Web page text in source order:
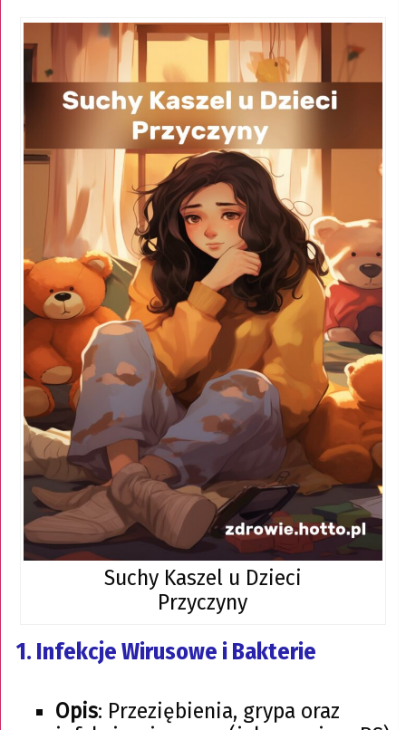
Suchy Kaszel u Dzieci
Przyczyny
1. Infekcje Wirusowe i Bakterie
Opis: Przeziębienia, grypa oraz